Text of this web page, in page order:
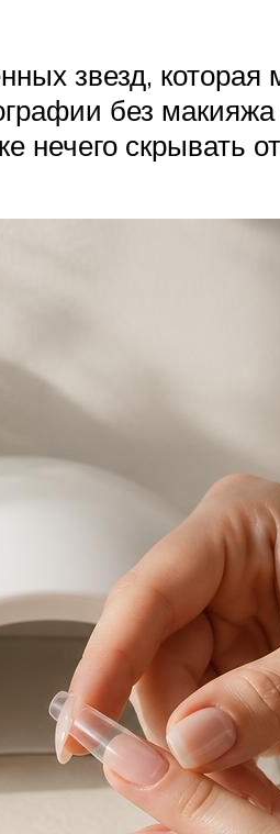
звезд, которая
без
нечего скрывать